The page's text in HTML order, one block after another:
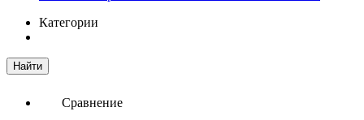
Категории
Найти
Сравнение